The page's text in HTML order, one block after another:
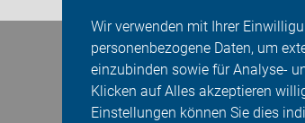
Wir verwenden mit Ihrer
personenbezogene Daten, um
einzubinden sowie für Analyse-
Klicken auf Alles akzeptieren
Einstellungen können Sie dies